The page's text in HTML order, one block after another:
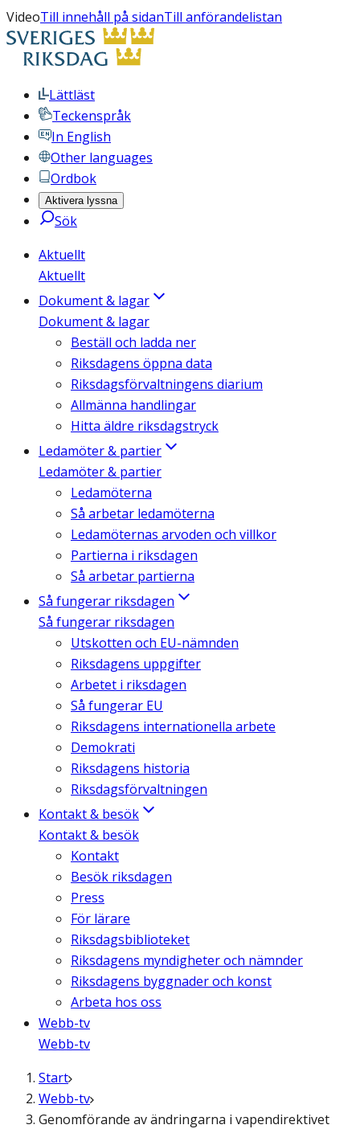
VideoTill innehåll på sidanTill anförandelistan
Lättläst
Teckenspråk
In English
Other languages
Ordbok
Aktivera lyssna
Sök
Aktuellt
Aktuellt
Dokument & lagar
Dokument & lagar
Beställ och ladda ner
Riksdagens öppna data
Riksdagsförvaltningens diarium
Allmänna handlingar
Hitta äldre riksdagstryck
Ledamöter & partier
Ledamöter & partier
Ledamöterna
Så arbetar ledamöterna
Ledamöternas arvoden och villkor
Partierna i riksdagen
Så arbetar partierna
Så fungerar riksdagen
Så fungerar riksdagen
Utskotten och EU-nämnden
Riksdagens uppgifter
Arbetet i riksdagen
Så fungerar EU
Riksdagens internationella arbete
Demokrati
Riksdagens historia
Riksdagsförvaltningen
Kontakt & besök
Kontakt & besök
Kontakt
Besök riksdagen
Press
För lärare
Riksdagsbiblioteket
Riksdagens myndigheter och nämnder
Riksdagens byggnader och konst
Arbeta hos oss
Webb-tv
Webb-tv
Start
Webb-tv
Genomförande av ändringarna i vapendirektivet